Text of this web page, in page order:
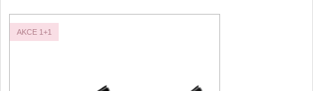
Reklamace
Santoku nože
AKCE 1+1